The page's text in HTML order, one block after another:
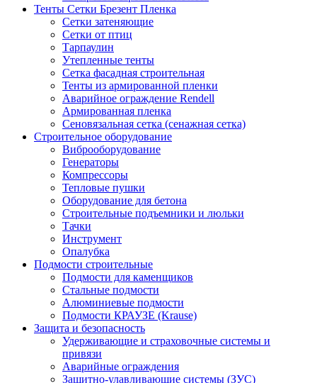
Тенты Сетки Брезент Пленка
Сетки затеняющие
Сетки от птиц
Тарпаулин
Утепленные тенты
Сетка фасадная строительная
Тенты из армированной пленки
Аварийное ограждение Rendell
Армированная пленка
Сеновязальная сетка (сенажная сетка)
Строительное оборудование
Виброоборудование
Генераторы
Компрессоры
Тепловые пушки
Оборудование для бетона
Строительные подъемники и люльки
Тачки
Инструмент
Опалубка
Подмости строительные
Подмости для каменщиков
Стальные подмости
Алюминиевые подмости
Подмости КРАУЗЕ (Krause)
Защита и безопасность
Удерживающие и страховочные системы и
привязи
Аварийные ограждения
Защитно-улавливающие системы (ЗУС)